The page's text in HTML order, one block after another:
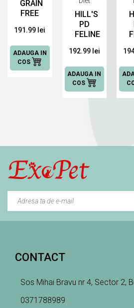
GRAIN
FREE
DIETS
STRUVITE
5 KG
191.99 lei
ADAUGA IN
COS
HILL'S
PD
FELINE
DIZOLVAREA
3 KG
192.99 lei
ADAUGA IN
COS
CONTACT
Sos Mihai Bravu nr 4, Sector 2,
0371788989